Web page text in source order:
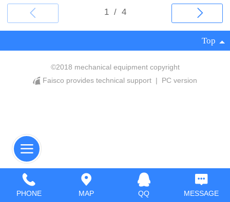
Top
©2018 mechanical equipment copyright
Faisco provides technical support | PC version
PHONE MAP QQ MESSAGE